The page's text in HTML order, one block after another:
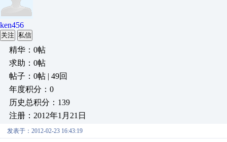
ken456
关注 私信
精华：0帖
求助：0帖
帖子：0帖 | 49回
年度积分：0
历史总积分：139
注册：2012年1月21日
发表于：2012-02-23 16:43:19